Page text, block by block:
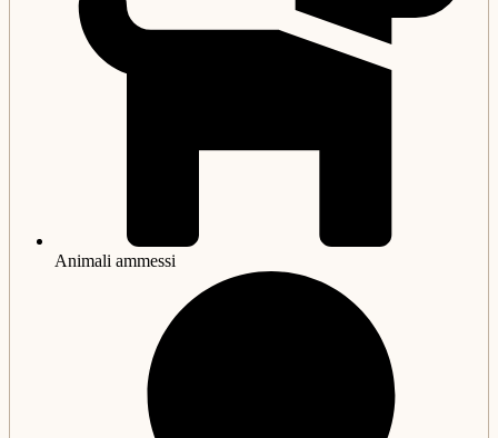
Animali ammessi